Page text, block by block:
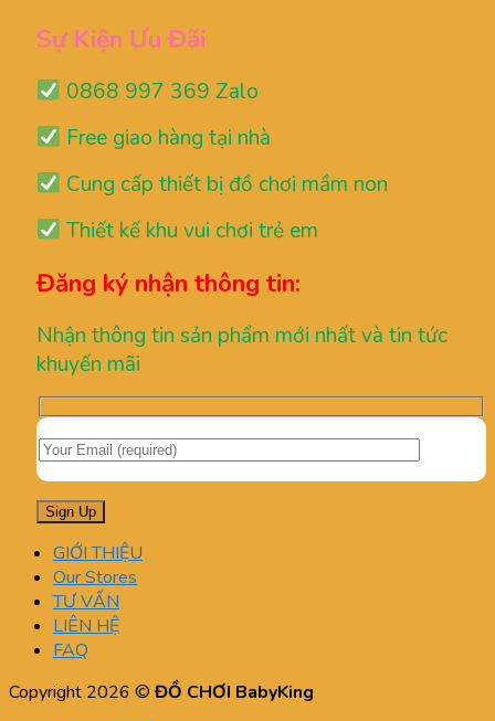
Sự Kiện Ưu Đãi
0868 997 369 Zalo
Free giao hàng tại nhà
Cung cấp thiết bị đồ chơi mầm non
Thiết kế khu vui chơi trẻ em
Đăng ký nhận thông tin:
Nhận thông tin sản phẩm mới nhất và tin tức
khuyến mãi
GIỚI THIỆU
Our Stores
TƯ VẤN
LIÊN HỆ
FAQ
Copyright 2026 ©ĐỒ CHƠI BabyKing